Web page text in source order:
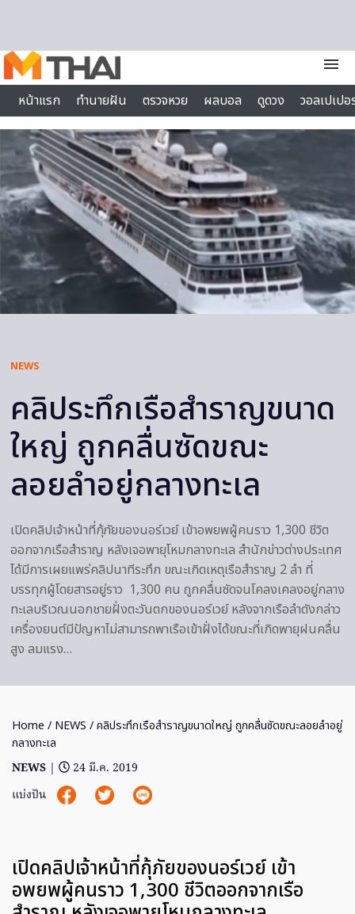
menu
หน้าแรก
ทำนายฝัน ตรวจหวย ผลบอล ดูดวง
วอลเปเป
ไลฟ์สไตล์
NEWS
คลิประทึกเรือสำราญขนาด
ใหญ่ ถูกคลื่นซัดขณะ
ลอยลำอยู่กลางทะเล
เปิดคลิปเจ้าหน้าที่กุ้ภัยของนอร์เวย์ เข้าอพยพผู้คนราว 1,300 ชีวิต
ออกจากเรือสำราญ หลังเจอพายุโหมกลางทะเล สำนักข่าวต่างประเทศ
ได้มีการเผยแพร่คลิปนาทีระทึก ขณะเกิดเหตุเรือสำราญ 2 ลำ ที่
บรรทุกผู้โดยสารอยู่ราว 1,300 คน ถูกคลื่นซัดจนโคลงเคลงอยู่กลาง
ทะเลบริเวณนอกชายฝั่งตะวันตกของนอร์เวย์ หลังจากเรือลำดังกล่าว
เครื่องยนต์มีปัญหาไม่สามารถพาเรือเข้าฝั่งได้ขณะที่เกิดพายุฝนคลื่น
สูง ลมแรง…
Home / NEWS / คลิประทึกเรือสำราญขนาดใหญ่ ถูกคลื่นซัดขณะลอยลำอยู่
กลางทะเล
NEWS |
24 มี.ค. 2019
แบ่งปัน
เปิดคลิปเจ้าหน้าที่กุ้ภัยของนอร์เวย์ เข้า
อพยพผู้คนราว 1,300 ชีวิตออกจากเรือ